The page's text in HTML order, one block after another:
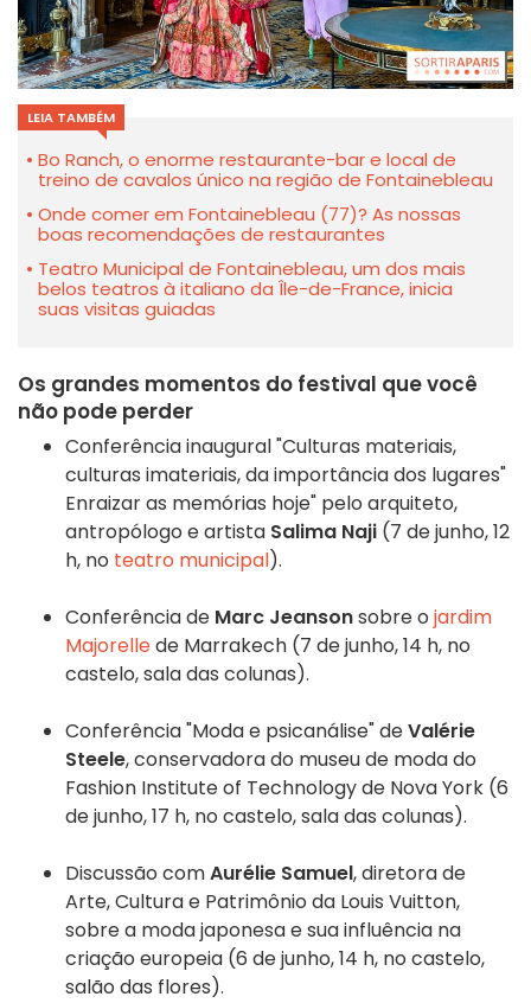
LEIA TAMBÉM
Bo Ranch, o enorme restaurante-bar e local de
treino de cavalos único na região de Fontainebleau
Onde comer em Fontainebleau (77)? As nossas
boas recomendações de restaurantes
Teatro Municipal de Fontainebleau, um dos mais
belos teatros à italiano da Île-de-France, inicia
suas visitas guiadas
Os grandes momentos do festival que você
não pode perder
Conferência inaugural "Culturas materiais,
culturas imateriais, da importância dos lugares"
Enraizar as memórias hoje" pelo arquiteto,
antropólogo e artista Salima Naji (7 de junho, 12
h, no teatro municipal).
Conferência de Marc Jeansonsobre o jardim
Majorellede Marrakech (7 de junho, 14 h, no
castelo, sala das colunas).
Conferência "Moda e psicanálise" deValérie
Steele, conservadora do museu de moda do
Fashion Institute of Technology de Nova York (6
de junho, 17 h, no castelo, sala das colunas).
Discussão comAurélie Samuel, diretora de
Arte, Cultura e Patrimônio da Louis Vuitton,
sobre a moda japonesa e sua influência na
criação europeia (6 de junho, 14 h, no castelo,
salão das flores).